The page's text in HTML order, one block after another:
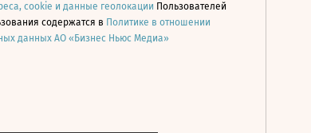
cookie и данные геолокации Пользователей
содержатся в Политике в отношении
данных АО «Бизнес Ньюс Медиа»